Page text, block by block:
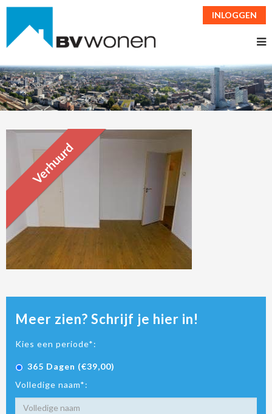
INLOGGEN
Verhuurd
Meer zien? Schrijf je hier in!
Kies een periode*:
365 Dagen (€39,00)
Volledige naam*: